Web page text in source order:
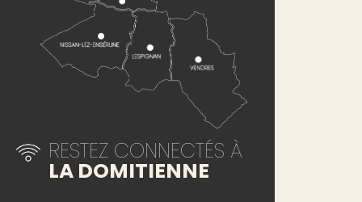
RESTEZ CONNECTÉS À
LA DOMITIENNE